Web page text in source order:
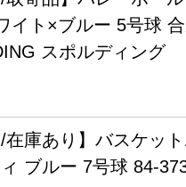
イト×ブルー 5号球
スポルディング
/在庫あり】バスケッ
ブルー 7号球 84-